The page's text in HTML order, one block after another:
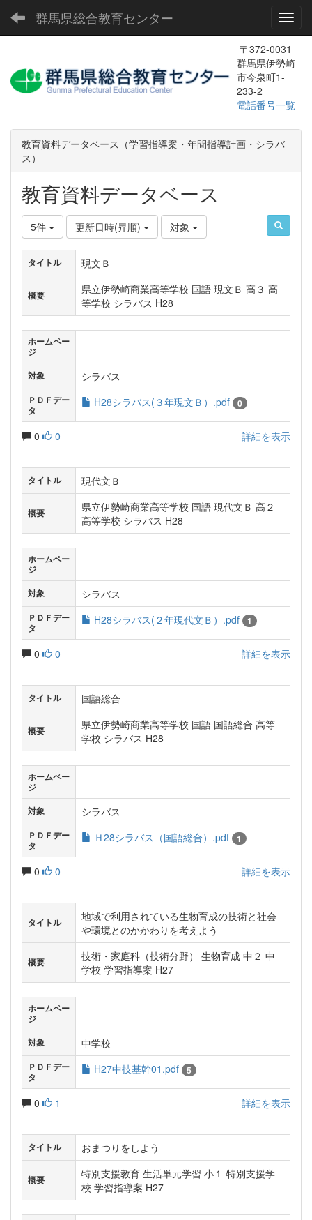
群馬県総合教育センター
〒372-0031
群馬県伊勢崎
市今泉町1-
233-2
電話番号一覧
教育資料データベース（学習指導案・年間指導計画・シラバ
ス）
教育資料データベース
5件 更新日時(昇順) 対象
タイトル 現文Ｂ
概要
県立伊勢崎商業高等学校 国語 現文Ｂ 高３ 高
等学校 シラバス H28
ホームペー
ジ
対象
シラバス
ＰＤＦデー
タ
H28シラバス(３年現文Ｂ）.pdf 0
0 0 詳細を表示
タイトル 現代文Ｂ
概要
県立伊勢崎商業高等学校 国語 現代文Ｂ 高２
高等学校 シラバス H28
ホームペー
ジ
対象
シラバス
ＰＤＦデー
タ
H28シラバス(２年現代文Ｂ）.pdf 1
0 0 詳細を表示
タイトル 国語総合
概要
県立伊勢崎商業高等学校 国語 国語総合 高等
学校 シラバス H28
ホームペー
ジ
対象
シラバス
ＰＤＦデー
タ
Ｈ28シラバス（国語総合）.pdf 1
0 0 詳細を表示
タイトル
地域で利用されている生物育成の技術と社会
や環境とのかかわりを考えよう
概要
技術・家庭科（技術分野） 生物育成 中２ 中
学校 学習指導案 H27
ホームペー
ジ
対象
中学校
ＰＤＦデー
タ
H27中技基幹01.pdf 5
0 1 詳細を表示
タイトル おまつりをしよう
概要
特別支援教育 生活単元学習 小１ 特別支援学
校 学習指導案 H27